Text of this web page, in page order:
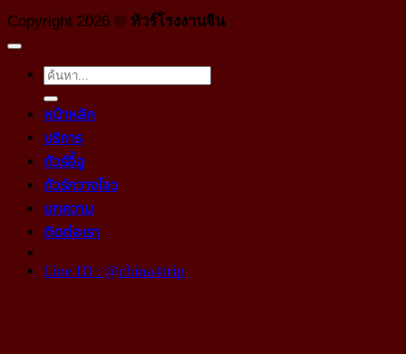
Copyright 2026 © ทัวร์โรงงานจีน
หน้าหลัก
บริการ
ทัวร์อี้อู
ทัวร์กวางโจว
บทความ
ติดต่อเรา
Line ID : @china4trip